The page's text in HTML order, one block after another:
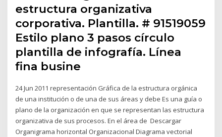
estructura organizativa
corporativa. Plantilla. # 91519059
Estilo plano 3 pasos círculo
plantilla de infografía. Línea
fina busine
24 Jun 2011 representación Gráfica de la estructura orgánica
de una institución o de una de sus áreas y debe Es una guía o
plano de la organización en que se representan las estructura
organizativa de sus procesos. En el área de Descargar
Organigrama horizontal Organizacional Diagrama vectorial